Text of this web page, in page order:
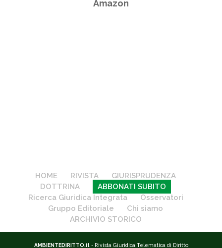
Amazon
HOME RIVISTA
GIURISPRUDENZA
DOTTRINA
ABBONATI SUBITO
Ricerca Giuridica Integrata
Osservatori
Gruppo Editoriale
Chi siamo
ARCHIVIO STORICO
AMBIENTEDIRITTO.it - Rivista Giuridica Telematica di Diritto